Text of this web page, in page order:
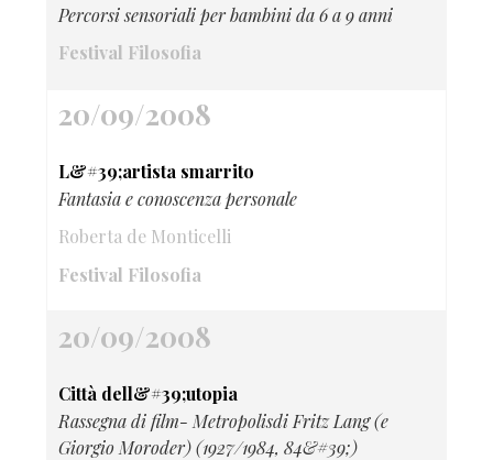
Percorsi sensoriali per bambini da 6 a 9 anni
Festival Filosofia
20/09/2008
L&#39;artista smarrito
Fantasia e conoscenza personale
Roberta de Monticelli
Festival Filosofia
20/09/2008
Città dell&#39;utopia
Rassegna di film- Metropolisdi Fritz Lang (e
Giorgio Moroder) (1927/1984, 84&#39;)